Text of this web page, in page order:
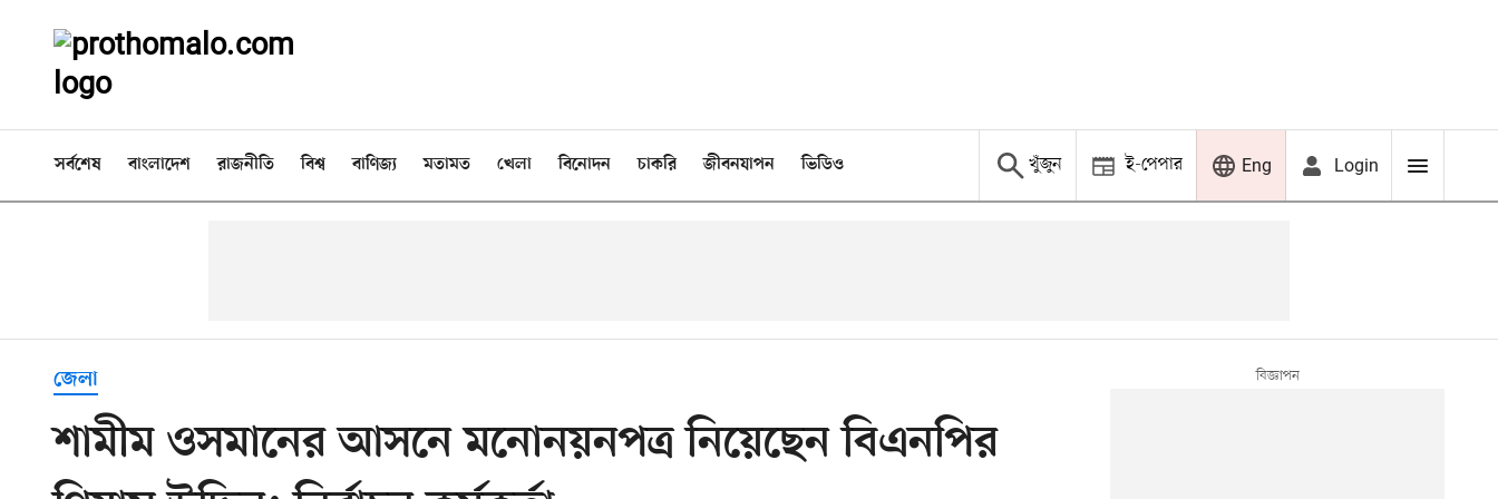
সর্বশেষ বাংলাদেশ রাজনীতি বিশ্ব বাণিজ্য মতামত খেলা বিনোদন চাকরি জীবনযাপন ভিডিও খুঁজুন ই-পেপার Eng Login
জেলা
শামীম ওসমানের আসনে মনোনয়নপত্র নিয়েছেন বিএনপির